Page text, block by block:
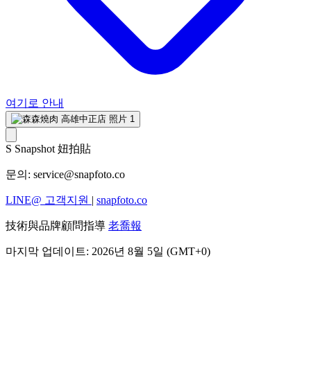
여기로 안내
S Snapshot 妞拍貼
문의: service@snapfoto.co
LINE@ 고객지원 | snapfoto.co
技術與品牌顧問指導 老喬報
마지막 업데이트: 2026년 8월 5일 (GMT+0)